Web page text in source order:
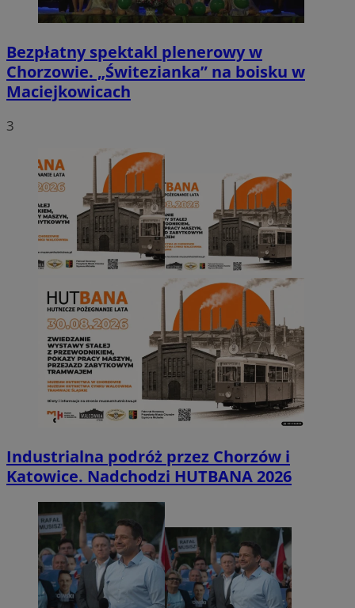
Bezpłatny spektakl plenerowy w
Chorzowie. „Świtezianka” na boisku w
Maciejkowicach
3
Industrialna podróż przez Chorzów i
Katowice. Nadchodzi HUTBANA 2026